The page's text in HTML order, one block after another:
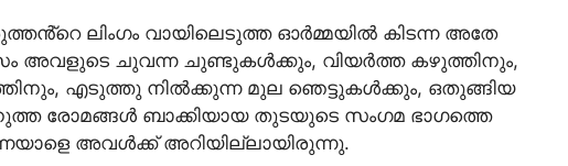
ലിംഗം വായിലെടുത്ത ഓർമ്മയിൽ കിടന്ന അതേ
അവളുടെ ചുവന്ന ചുണ്ടുകൾക്കും, വിയർത്ത കഴുത്തിനും,
എടുത്തു നിൽക്കുന്ന മുല ഞെട്ടുകൾക്കും, ഒതുങ്ങിയ
രോമങ്ങൾ ബാക്കിയായ തുടയുടെ സംഗമ ഭാഗത്തെ
അവൾക്ക് അറിയില്ലായിരുന്നു.